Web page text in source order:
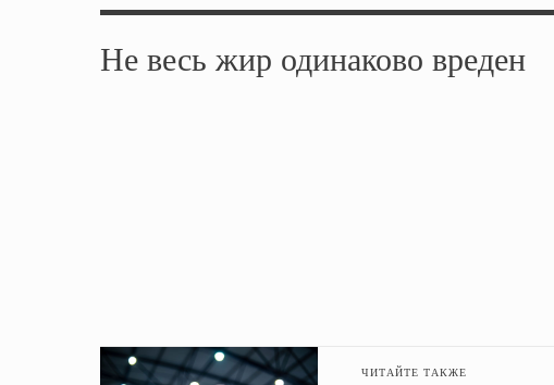
Не весь жир одинаково вреден
ЧИТАЙТЕ ТАКЖЕ